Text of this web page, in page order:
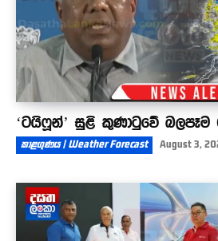
‘ටයිෆූන්’ සුළි කුණාටුවේ බලපෑම
කාළගුණය | Weather Forecast August 3,